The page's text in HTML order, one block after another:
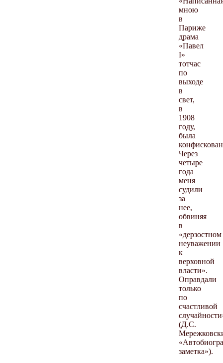
мною
в
Париже
драма
«Павел
I»
тотчас
по
выходе
в
свет,
в
1908
году,
была
Через
четыре
года
меня
судили
за
нее,
обвиняя
в
«дерзостном
неуважении
к
верховной
власти».
Оправдали
только
по
счастливой
(Д.С.
заметка»).